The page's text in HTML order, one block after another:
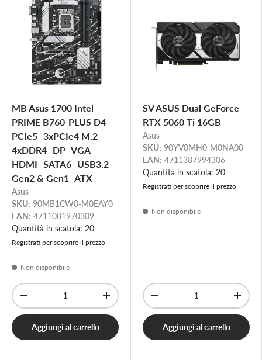
MB Asus 1700 Intel-
PRIME B760-PLUS D4-
PCIe5- 3xPCIe4 M.2-
4xDDR4- DP- VGA-
HDMI- SATA6- USB3.2
Gen2 & Gen1- ATX
Asus
SKU: 90MB1CW0-M0EAY0
EAN: 4711081970309
Quantità in scatola: 20
Registrati per scoprire il prezzo
Non disponibile
Q.tà
-
+
Aggiungi al carrello
SV ASUS Dual GeForce
RTX 5060 Ti 16GB
Asus
SKU: 90YV0MH0-M0NA00
EAN: 4711387994306
Quantità in scatola: 20
Registrati per scoprire il prezzo
Non disponibile
Q.tà
-
+
Aggiungi al carrello